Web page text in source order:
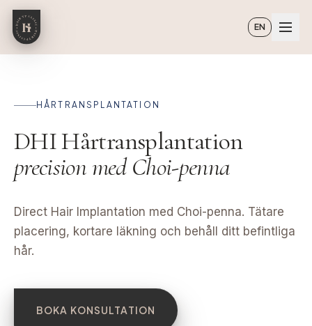
Hoppa till huvudinnehåll
EN
HÅRTRANSPLANTATION
DHI Hårtransplantation
precision med Choi-penna
Direct Hair Implantation med Choi-penna. Tätare
placering, kortare läkning och behåll ditt befintliga
hår.
BOKA KONSULTATION